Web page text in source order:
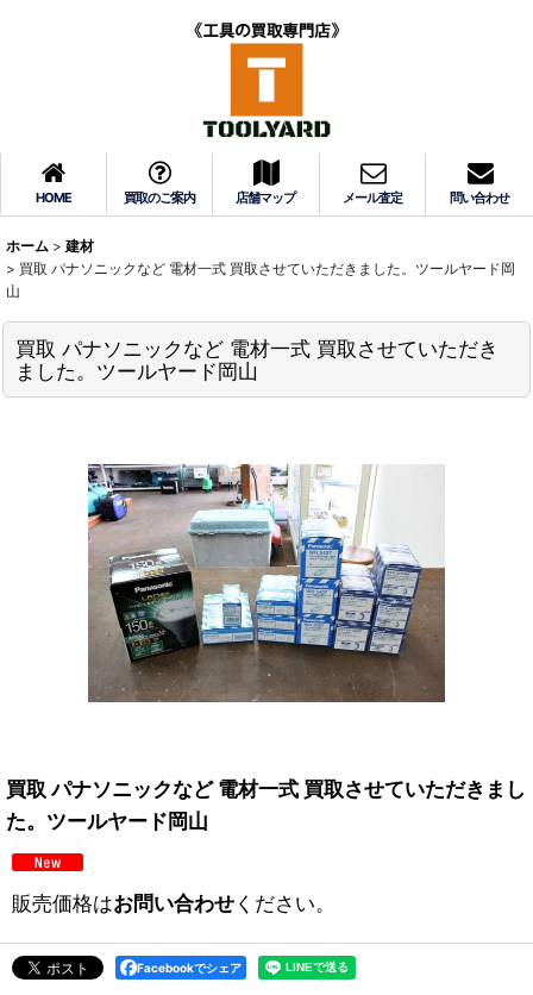
HOME 買取のご案内 店舗マップ メール査定 問い合わせ
ホーム > 建材
> 買取 パナソニックなど 電材一式 買取させていただきました。ツールヤード岡
山
買取 パナソニックなど 電材一式 買取させていただき
ました。ツールヤード岡山
買取 パナソニックなど 電材一式 買取させていただきまし
た。ツールヤード岡山
販売価格はお問い合わせください。
Facebookでシェア